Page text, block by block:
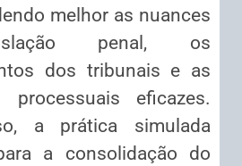
melhor as nuances
penal, os
dos tribunais e as
processuais eficazes.
a prática simulada
a consolidação do